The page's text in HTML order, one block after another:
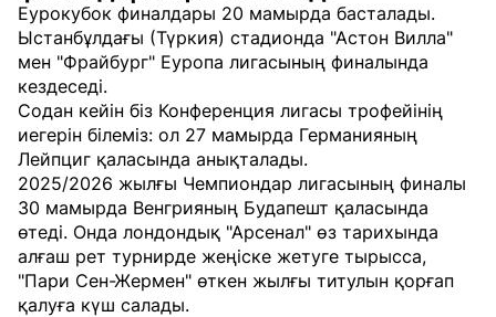
Еурокубок финалдары 20 мамырда басталады.
Ыстанбұлдағы (Түркия) стадионда "Астон Вилла"
мен "Фрайбург" Еуропа лигасының финалында
кездеседі.
Содан кейін біз Конференция лигасы трофейінің
иегерін білеміз: ол 27 мамырда Германияның
Лейпциг қаласында анықталады.
2025/2026 жылғы Чемпиондар лигасының финалы
30 мамырда Венгрияның Будапешт қаласында
өтеді. Онда лондондық "Арсенал" өз тарихында
алғаш рет турнирде жеңіске жетуге тырысса,
"Пари Сен-Жермен" өткен жылғы титулын қорғап
қалуға күш салады.